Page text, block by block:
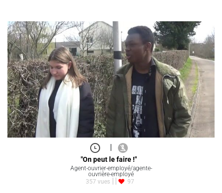
|
"On peut le faire !"
Agent-ouvrier-employé/agente-
ouvrière-employé
357 vues
97